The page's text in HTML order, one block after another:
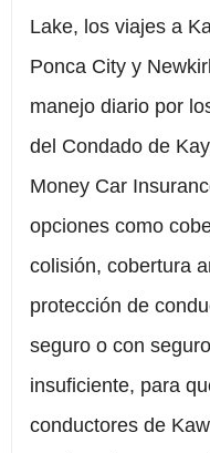
Lake, los viajes a
Ponca City y
manejo diario por
del Condado de
Money Car
opciones como
colisión, cobertura
protección de
seguro o con seguro
insuficiente, para
conductores de